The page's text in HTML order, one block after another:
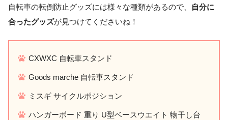
自転車の転倒防止グッズには様々な種類があるので、
自分に
合ったグッズが見つけてくださいね！
CXWXC 自転車スタンド
Goods marche 自転車スタンド
ミスギ サイクルポジション
ハンガーボード 重り U型ベースウエイト 物干し台